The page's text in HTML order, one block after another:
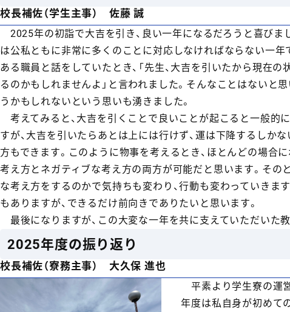
校長補佐（学生主事） 佐藤 誠
2025年の初詣で大吉を引き、良い一年になるだろうと喜びま
は公私ともに非常に多くのことに対応しなければならない一年
ある職員と話をしていたとき、「先生、大吉を引いたから現在の
るのかもしれませんよ」と言われました。そんなことはないと思
うかもしれないという思いも湧きました。
考えてみると、大吉を引くことで良いことが起こると一般的
すが、大吉を引いたらあとは上には行けず、運は下降するしか
方もできます。このように物事を考えるとき、ほとんどの場合
考え方とネガティブな考え方の両方が可能だと思います。その
な考え方をするのかで気持ちも変わり、行動も変わっていきま
もありますが、できるだけ前向きでありたいと思います。
最後になりますが、この大変な一年を共に支えていただいた
2025年度の振り返り
校長補佐（寮務主事） 大久保 進也
平素より学生寮の運
年度は私自身が初めて